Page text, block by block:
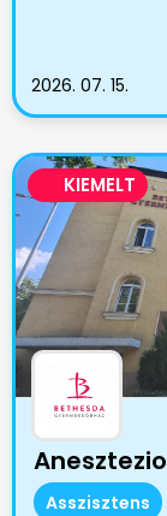
2026. 07. 15.
KIEMELT
Asszisztens